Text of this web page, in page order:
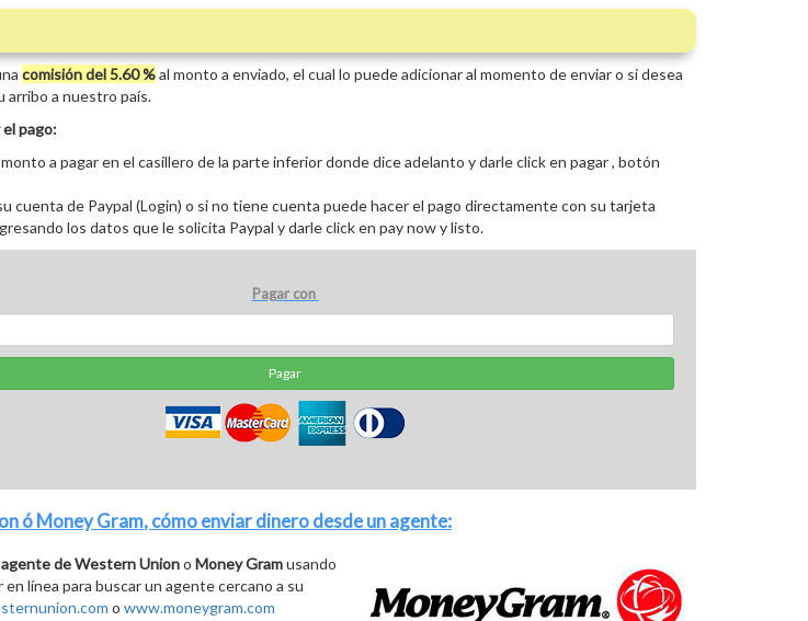
comisión del 5.60 %al monto a enviado, el cual lo puede adicionar al momento de enviar o si desea
arribo a nuestro país.
el pago:
a pagar en el casillero de la parte inferior donde dice adelanto y darle click en pagar , botón
cuenta de Paypal (Login) o si no tiene cuenta puede hacer el pago directamente con su tarjeta
los datos que le solicita Paypal y darle click en pay now y listo.
Pagar con
Pagar
óMoney Gram, cómo enviar dinero desde un agente:
deWestern Uniono Money Gramusando
línea para buscar un agente cercano a su
o www.moneygram.com